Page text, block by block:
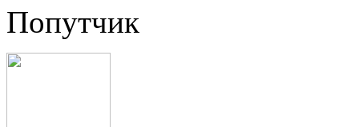
Попутчик